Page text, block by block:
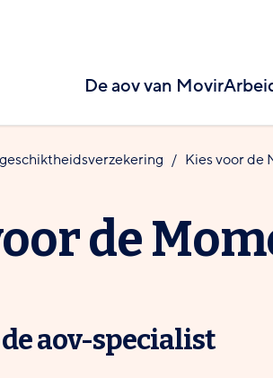
De aov van Movir
Kies voor de
de
aov-specialist